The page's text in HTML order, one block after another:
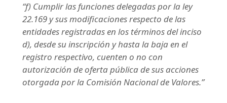
“f) Cumplir las funciones delegadas por la ley
22.169 y sus modificaciones respecto de las
entidades registradas en los términos del inciso
d), desde su inscripción y hasta la baja en el
registro respectivo, cuenten o no con
autorización de oferta pública de sus acciones
otorgada por la Comisión Nacional de Valores.”